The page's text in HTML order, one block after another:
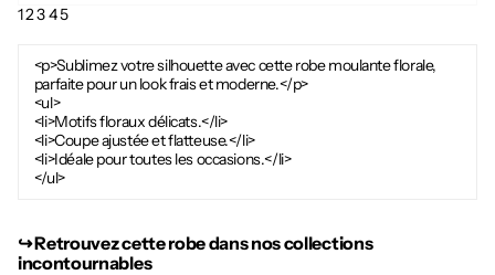
12345
<p>Sublimez votre silhouette avec cette robe moulante florale,
parfaite pour un look frais et moderne.</p>
<ul>
<li>Motifs floraux délicats.</li>
<li>Coupe ajustée et flatteuse.</li>
<li>Idéale pour toutes les occasions.</li>
</ul>
↪︎ Retrouvez cette robe dans nos collections
incontournables